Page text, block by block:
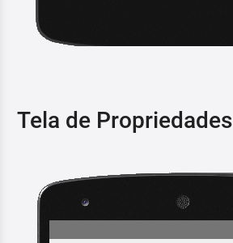
Tela de Propriedades